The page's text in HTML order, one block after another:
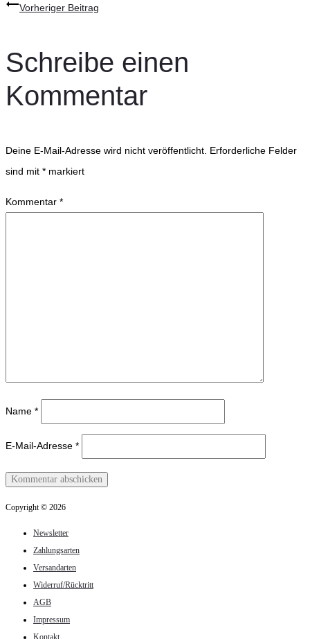
Vorheriger Beitrag
Schreibe einen
Kommentar
Deine E-Mail-Adresse wird nicht veröffentlicht. Erforderliche Felder
sind mit * markiert
Kommentar *
Name *
E-Mail-Adresse *
Copyright © 2026
Newsletter
Zahlungsarten
Versandarten
Widerruf/Rücktritt
AGB
Impressum
Kontakt